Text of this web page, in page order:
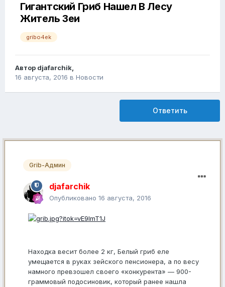
Гигантский Гриб Нашел В Лесу
Житель Зеи
gribo4ek
Автор djafarchik,
16 августа, 2016 в Новости
Ответить
Grib-Админ
djafarchik
Опубликовано 16 августа, 2016
Находка весит более 2 кг, Белый гриб еле
умещается в руках зейского пенсионера, а по весу
намного превзошел своего «конкурента» — 900-
граммовый подосиновик, который ранее нашла